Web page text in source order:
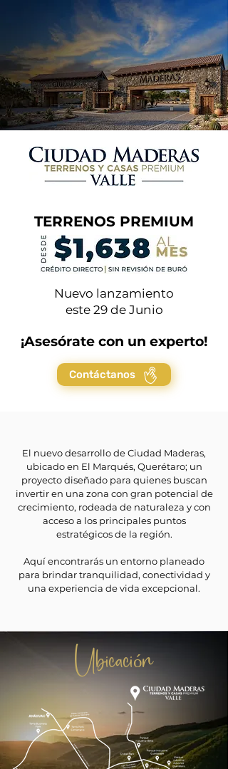
TERRENOS PREMIUM
Nuevo lanzamiento
este 29 de Junio
¡Asesórate con un experto!
Contáctanos
El nuevo desarrollo de Ciudad Maderas,
ubicado en El Marqués, Querétaro; un
proyecto diseñado para quienes buscan
invertir en una zona con gran potencial de
crecimiento, rodeada de naturaleza y con
acceso a los principales puntos
estratégicos de la región.
Aquí encontrarás un entorno planeado
para brindar tranquilidad, conectividad y
una experiencia de vida excepcional.
Ubicación